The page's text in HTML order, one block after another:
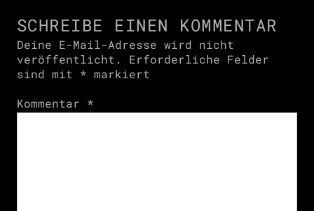
SCHREIBE EINEN KOMMENTAR
Deine E-Mail-Adresse wird nicht
veröffentlicht.
Erforderliche Felder
sind mit * markiert
Kommentar *